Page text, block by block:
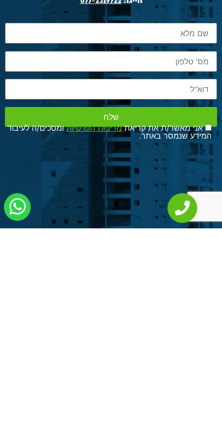
אני מאשר/ת את קריאתמדיניות הפרטיותומסכים/ה לעיבוד
המידע שנמסר באתר.